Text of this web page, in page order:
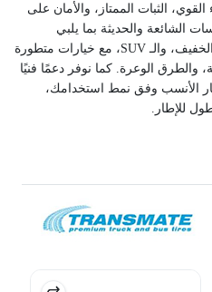
الثبات الممتاز، والأمان على
الشائعة والحديثة بما يلبي
احتياجات السيارات الملاكي، النقل الخفيف، والـ SUV، مع خيارات متطورة
والطرق الوعرة. كما نوفر دعمًا فنيًا
الأنسب وفق نمط استخدامك،
للإطار.